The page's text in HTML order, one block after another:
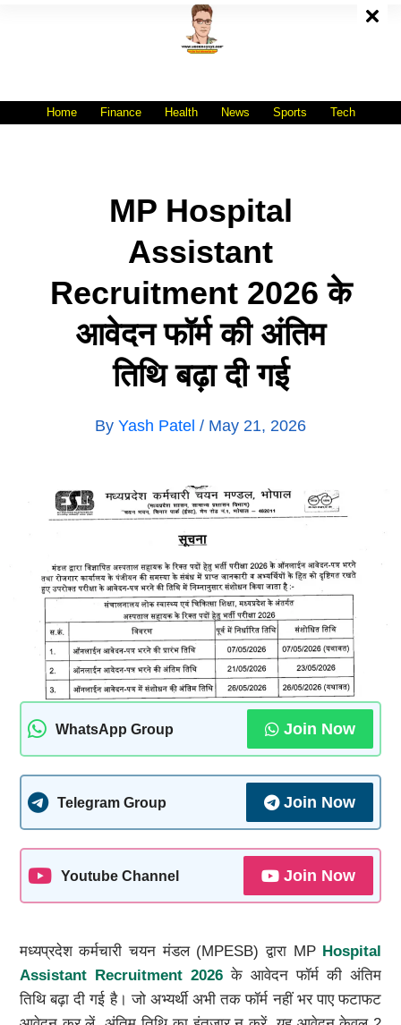
Home Finance Health News Sports Tech
MP Hospital
Assistant
Recruitment 2026 के
आवेदन फॉर्म की अंतिम
तिथि बढ़ा दी गई
By Yash Patel / May 21, 2026
WhatsApp Group Join Now
Telegram Group Join Now
Youtube Channel Join Now
मध्यप्रदेश कर्मचारी चयन मंडल (MPESB) द्वारा MP Hospital
Assistant Recruitment 2026के आवेदन फॉर्म की अंतिम
तिथि बढ़ा दी गई है। जो अभ्यर्थी अभी तक फॉर्म नहीं भर पाए फटाफट